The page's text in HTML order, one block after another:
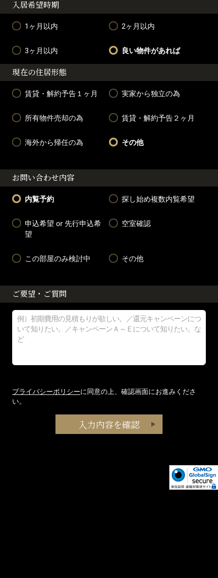
入居希望時期
1ヶ月以内 2ヶ月以内
3ヶ月以内 良い物件があれば
現在の住居形態
賃貸・解約予告１ヶ月 実家から独立の為
所有物件売却の為 賃貸・解約予告２ヶ月
海外から帰任の為 その他
お問い合わせ内容
内覧予約 探し始め複数内覧希望
申込希望 or 先行申込希
望
空室確認
この部屋のみ検討中 その他
ご要望・ご質問
プライバシーポリシーに同意の上、確認画面にお進みくださ
い。